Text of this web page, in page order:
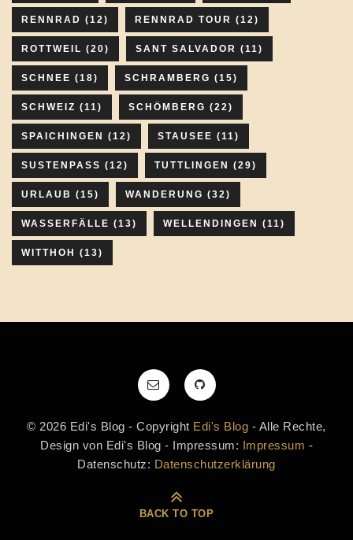
RENNRAD (12) RENNRAD TOUR (12)
ROTTWEIL (20) SANT SALVADOR (11)
SCHNEE (18) SCHRAMBERG (15)
SCHWEIZ (11) SCHÖMBERG (22)
SPAICHINGEN (12) STAUSEE (11)
SUSTENPASS (12) TUTTLINGEN (29)
URLAUB (15) WANDERUNG (32)
WASSERFÄLLE (13) WELLENDINGEN (11)
WITTHOH (13)
© 2026 Edi's Blog - Copyright Edi's Blog - Alle Rechte,
Design von Edi's Blog - Impressum: Impressum -
Datenschutz: Datenschutzerklärung
BACK TO TOP